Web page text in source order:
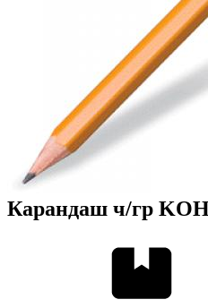
Карандаш ч/гр